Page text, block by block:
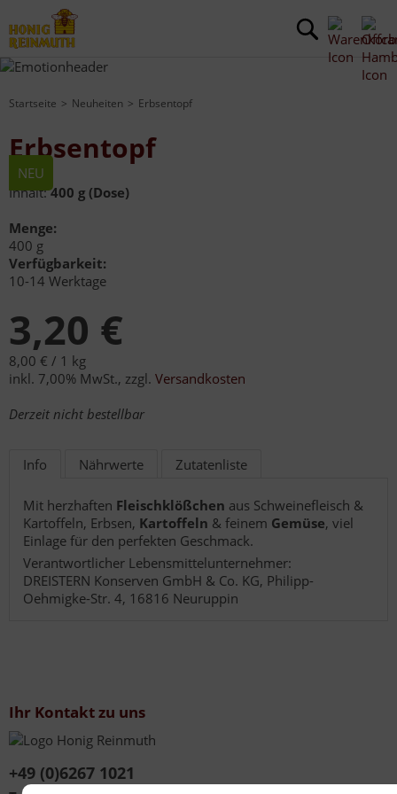
Startseite Neuheiten Erbsentopf
NEU
Erbsentopf
Inhalt:400 g (Dose)
Menge:
400 g
Verfügbarkeit:
10-14 Werktage
3,20 €
8,00 € / 1 kg
inkl. 7,00% MwSt., zzgl. Versandkosten
Derzeit nicht bestellbar
Info Nährwerte Zutatenliste
Mit herzhaften Fleischklößchen aus Schweinefleisch &
Kartoffeln, Erbsen, Kartoffeln & feinem Gemüse, viel
Einlage für den perfekten Geschmack.
Verantwortlicher Lebensmittelunternehmer:
DREISTERN Konserven GmbH & Co. KG, Philipp-
Oehmigke-Str. 4, 16816 Neuruppin
Ihr Kontakt zu uns
+49 (0)6267 1021